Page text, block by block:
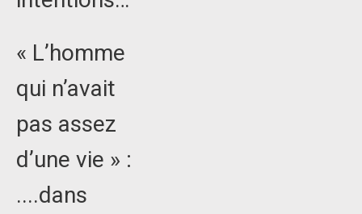
« L’homme
qui n’avait
pas assez
d’une vie » :
....dans